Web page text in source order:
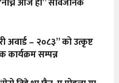
अवार्ड – २०८३” को उत्कृष्ट
सम्पन्न